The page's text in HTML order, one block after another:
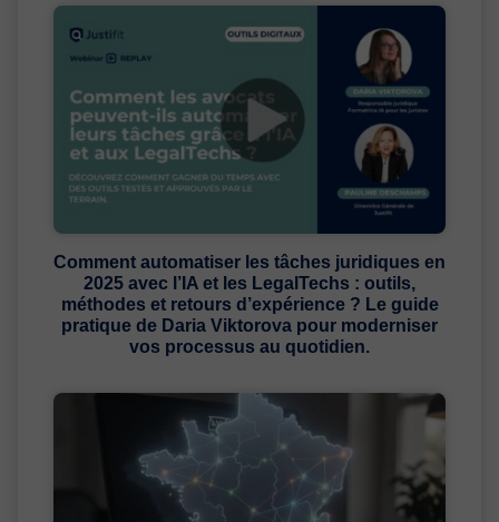
Comment automatiser les tâches juridiques en
2025 avec l’IA et les LegalTechs : outils,
méthodes et retours d’expérience ? Le guide
pratique de Daria Viktorova pour moderniser
vos processus au quotidien.